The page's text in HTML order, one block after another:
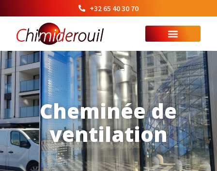
+32 65 40 30 70
Cheminée de
ventilation